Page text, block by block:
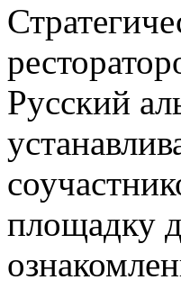
Русский
площадку